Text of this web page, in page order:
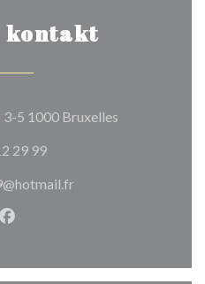
kontakt
3-5 1000 Bruxelles
29 99
Facebook ((otevře se v